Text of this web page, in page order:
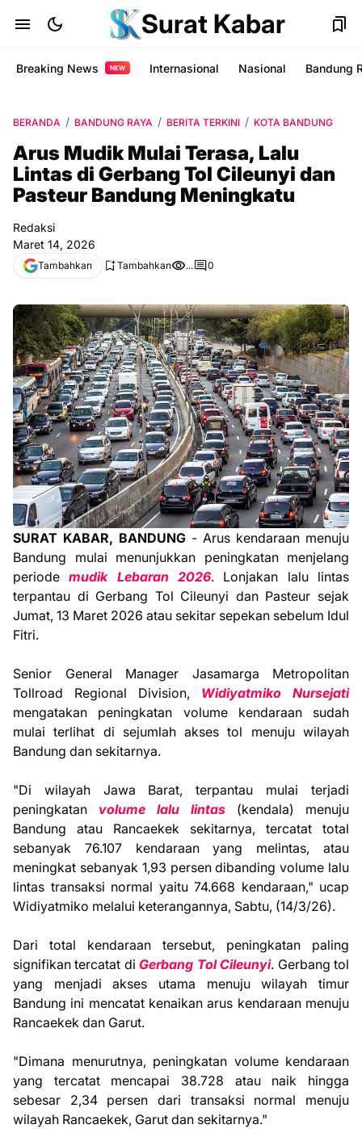
Surat Kabar
Breaking News NEW Internasional Nasional Bandung
BERANDA BANDUNG RAYA BERITA TERKINI KOTA BANDUNG
Arus Mudik Mulai Terasa, Lalu
Lintas di Gerbang Tol Cileunyi dan
Pasteur Bandung Meningkatu
Redaksi
Maret 14, 2026
Tambahkan Tambahkan ... 0
SURAT KABAR, BANDUNG - Arus kendaraan menuju
Bandung mulai menunjukkan peningkatan menjelang
periodemudik Lebaran 2026. Lonjakan lalu lintas
terpantau di Gerbang Tol Cileunyi dan Pasteur sejak
Jumat, 13 Maret 2026 atau sekitar sepekan sebelum Idul
Fitri.
Senior General Manager Jasamarga Metropolitan
Tollroad Regional Division, Widiyatmiko Nursejati
mengatakan peningkatan volume kendaraan sudah
mulai terlihat di sejumlah akses tol menuju wilayah
Bandung dan sekitarnya.
"Di wilayah Jawa Barat, terpantau mulai terjadi
peningkatan volume lalu lintas (kendala) menuju
Bandung atau Rancaekek sekitarnya, tercatat total
sebanyak 76.107 kendaraan yang melintas, atau
meningkat sebanyak 1,93 persen dibanding volume lalu
lintas transaksi normal yaitu 74.668 kendaraan," ucap
Widiyatmiko melalui keterangannya, Sabtu, (14/3/26).
Dari total kendaraan tersebut, peningkatan paling
signifikan tercatat diGerbang Tol Cileunyi. Gerbang tol
yang menjadi akses utama menuju wilayah timur
Bandung ini mencatat kenaikan arus kendaraan menuju
Rancaekek dan Garut.
"Dimana menurutnya, peningkatan volume kendaraan
yang tercatat mencapai 38.728 atau naik hingga
sebesar 2,34 persen dari transaksi normal menuju
wilayah Rancaekek, Garut dan sekitarnya."